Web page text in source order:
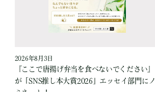
2026年8月3日
『ここで唐揚げ弁当を食べないでください』
が「SNS推し本大賞2026」エッセイ部門にノ